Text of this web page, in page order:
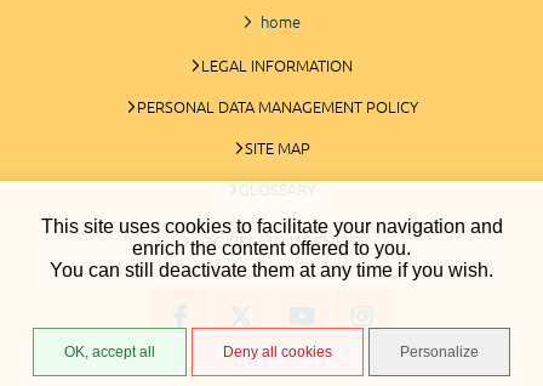
This site uses cookies to facilitate your navigation and
enrich the content offered to you.
You can still deactivate them at any time if you wish.
OK, accept all Deny all cookies Personalize
home
LEGAL INFORMATION
PERSONAL DATA MANAGEMENT POLICY
SITE MAP
GLOSSARY
COOKIES MANAGEMENT